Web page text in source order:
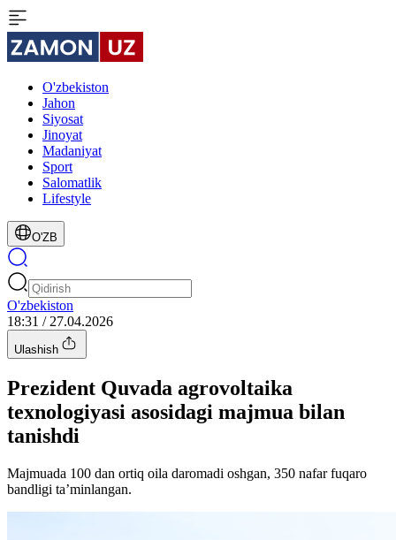
O'zbekiston
Jahon
Siyosat
Jinoyat
Madaniyat
Sport
Salomatlik
Lifestyle
O'ZB
O'zbekiston
18:31 / 27.04.2026
Ulashish
Prezident Quvada agrovoltaika
texnologiyasi asosidagi majmua bilan
tanishdi
Majmuada 100 dan ortiq oila daromadi oshgan, 350 nafar fuqaro
bandligi ta’minlangan.